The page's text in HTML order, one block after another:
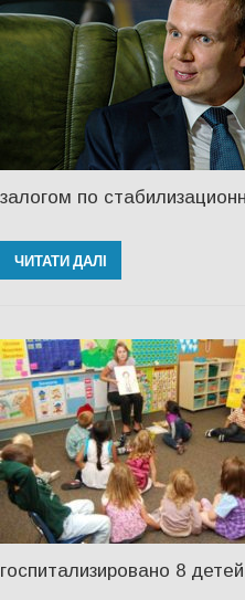
залогом по
ЧИТАТИ ДАЛІ
госпитализировано 8